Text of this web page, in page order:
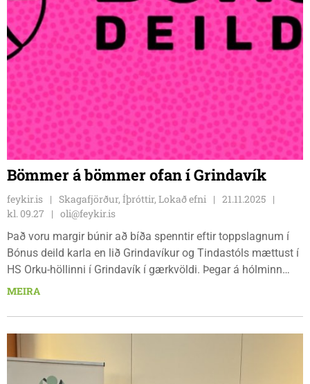
Bömmer á bömmer ofan í Grindavík
feykir.is Skagafjörður, Íþróttir, Lokað efni
21.11.2025
kl. 09.27
oli@feykir.is
Það voru margir búnir að bíða spenntir eftir toppslagnum í
Bónus deild karla en lið Grindavíkur og Tindastóls mættust í
HS Orku-höllinni í Grindavík í gærkvöldi. Þegar á hólminn
kom var það bara annað liðið sem spilaði eins og topplið og
stuðningsmönnum miklum vonbrigðum eins og sjá mátti á
gráti og gnýstran tanna á samfélagsmiðlum. Heimamenn
uppskáru afar öruggan 16 stiga sigur, 91-75, en þó höfðu
gestirnir náð að laga stöðuna í lokafjórðungnum.
MEIRA